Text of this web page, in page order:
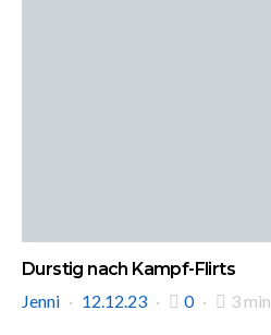
Durstig nach Kampf-Flirts
Jenni
12.12.23 0 3 min